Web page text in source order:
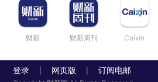
财新 财新周刊 Caixin
登录 网页版 订阅电邮